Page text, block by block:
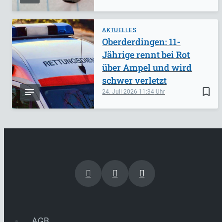
AKTUELLES
bookmark_border
24. Juli 2026 11:34
Oberderdingen: 11-
Jährige rennt bei Rot
über Ampel und wird
schwer verletzt